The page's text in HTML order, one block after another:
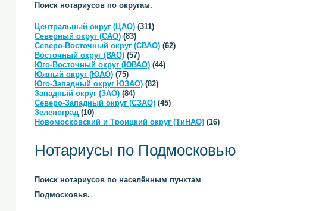
Поиск нотариусов по округам.
Центральный округ (ЦАО) (311)
Северный округ (САО) (83)
Северо-Восточный округ (СВАО) (62)
Восточный округ (ВАО) (57)
Юго-Восточный округ (ЮВАО) (44)
Южный округ (ЮАО) (75)
Юго-Западный округ ЮЗАО) (82)
Западный округ (ЗАО) (84)
Северо-Западный округ (СЗАО) (45)
Зеленоград (10)
Новомосковский и Троицкий округ (ТиНАО) (16)
Нотариусы по Подмосковью
Поиск нотариусов по населённым пунктам
Подмосковья.